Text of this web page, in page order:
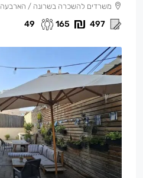
משרדים להשכרה בשרונה / הארבעה
497
165
49